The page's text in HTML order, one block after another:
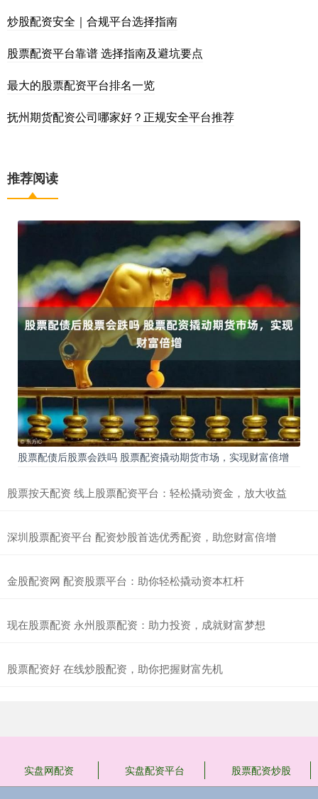
炒股配资安全｜合规平台选择指南
股票配资平台靠谱 选择指南及避坑要点
最大的股票配资平台排名一览
抚州期货配资公司哪家好？正规安全平台推荐
推荐阅读
股票配债后股票会跌吗 股票配资撬动期货市场，实现财富倍增
股票按天配资 线上股票配资平台：轻松撬动资金，放大收益
深圳股票配资平台 配资炒股首选优秀配资，助您财富倍增
金股配资网 配资股票平台：助你轻松撬动资本杠杆
现在股票配资 永州股票配资：助力投资，成就财富梦想
股票配资好 在线炒股配资，助你把握财富先机
实盘网配资 实盘配资平台 股票配资炒股